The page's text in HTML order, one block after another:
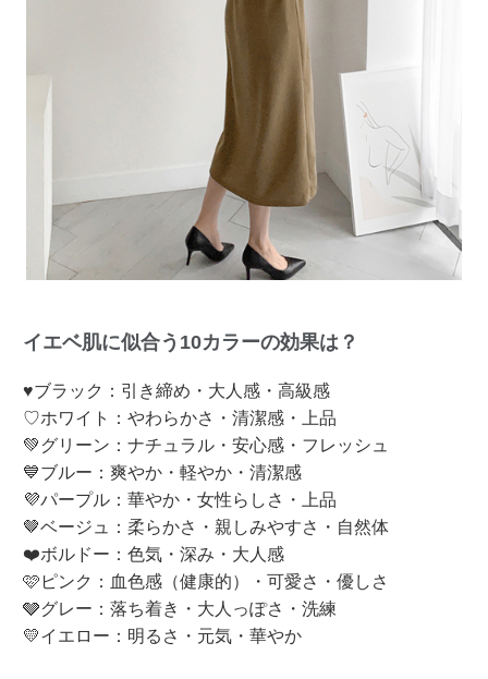
イエベ肌に似合う10カラーの効果は？
♥ブラック：引き締め・大人感・高級感
♡ホワイト：やわらかさ・清潔感・上品
💚グリーン：ナチュラル・安心感・フレッシュ
💙ブルー：爽やか・軽やか・清潔感
💜パープル：華やか・女性らしさ・上品
🤎ベージュ：柔らかさ・親しみやすさ・自然体
❤️ボルドー：色気・深み・大人感
🩷ピンク：血色感（健康的）・可愛さ・優しさ
🩶グレー：落ち着き・大人っぽさ・洗練
💛イエロー：明るさ・元気・華やか